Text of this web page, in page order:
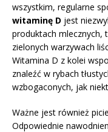
wszystkim, regularne
witaminę D jest
produktach mlecznych,
zielonych warzywach
Witamina D z kolei
znaleźć w rybach
wzbogaconych, jak
Ważne jest również
Odpowiednie